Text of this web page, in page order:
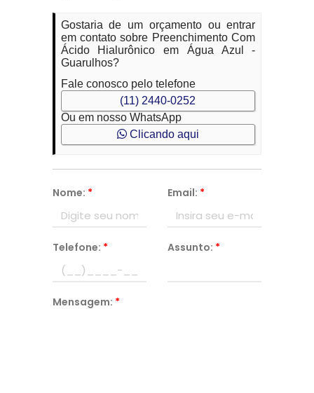
Gostaria de um orçamento ou entrar
em contato sobre Preenchimento Com
Ácido Hialurônico em Água Azul -
Guarulhos?
Fale conosco pelo telefone
(11) 2440-0252
Ou em nosso WhatsApp
Clicando aqui
Nome: * Email: *
Telefone: * Assunto: *
Mensagem: *